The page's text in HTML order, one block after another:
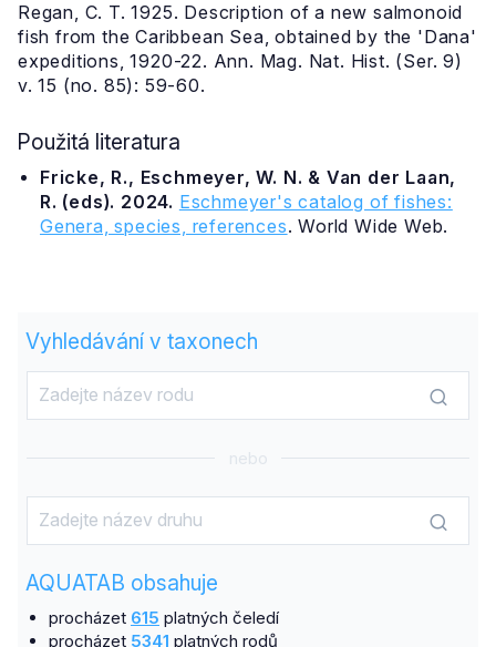
Regan, C. T. 1925. Description of a new salmonoid
fish from the Caribbean Sea, obtained by the 'Dana'
expeditions, 1920-22. Ann. Mag. Nat. Hist. (Ser. 9)
v. 15 (no. 85): 59-60.
Použitá literatura
Fricke, R., Eschmeyer, W. N. & Van der Laan,
R. (eds). 2024. Eschmeyer's catalog of fishes:
Genera, species, references. World Wide Web.
Vyhledávání v taxonech
nebo
AQUATAB obsahuje
procházet 615 platných čeledí
procházet 5341 platných rodů